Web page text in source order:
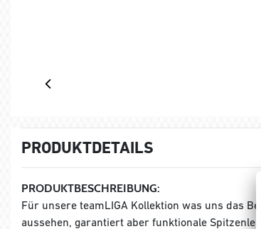
PRODUKTDETAILS
PRODUKTBESCHREIBUNG:
Für unsere teamLIGA Kollektion was uns das
aussehen, garantiert aber funktionale